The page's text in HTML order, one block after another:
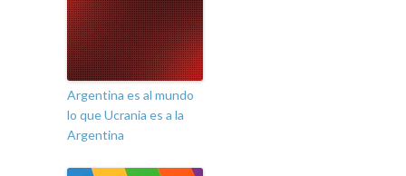
Argentina es al mundo
lo que Ucrania es a la
Argentina